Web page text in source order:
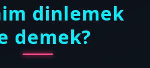
dinlemek
demek?